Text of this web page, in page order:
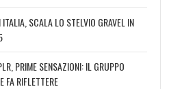
SCALA LO STELVIO GRAVEL IN
PRIME SENSAZIONI: IL GRUPPO
FA RIFLETTERE